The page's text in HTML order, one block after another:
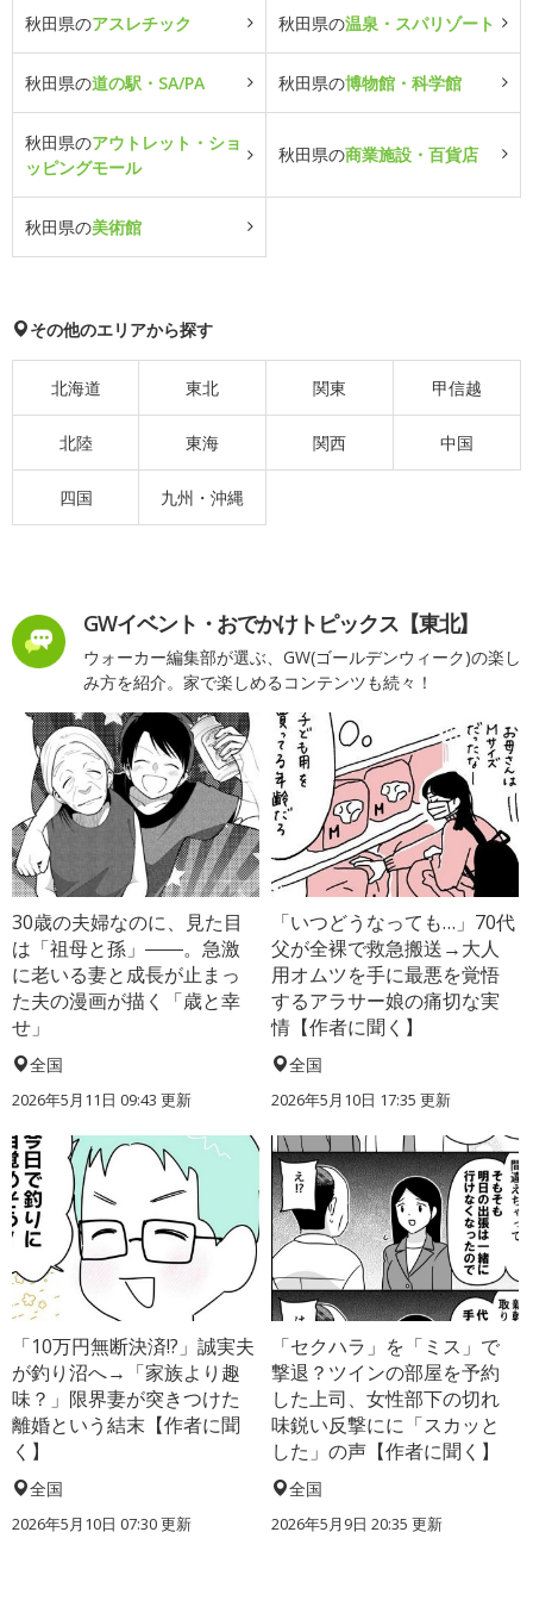
秋田県のアスレチック 秋田県の温泉・スパリゾート
秋田県の道の駅・SA/PA 秋田県の博物館・科学館
秋田県のアウトレット・ショ
ッピングモール
秋田県の商業施設・百貨店
秋田県の美術館
その他のエリアから探す
北海道 東北 関東 甲信越
北陸 東海 関西 中国
四国 九州・沖縄
GWイベント・おでかけトピックス【東北】
ウォーカー編集部が選ぶ、GW(ゴールデンウィーク)の楽し
み方を紹介。家で楽しめるコンテンツも続々！
30歳の夫婦なのに、見た目
は「祖母と孫」――。急激
に老いる妻と成長が止まっ
た夫の漫画が描く「歳と幸
せ」
全国
2026年5月11日 09:43 更新
「いつどうなっても…」70代
父が全裸で救急搬送→大人
用オムツを手に最悪を覚悟
するアラサー娘の痛切な実
情【作者に聞く】
全国
2026年5月10日 17:35 更新
「10万円無断決済!?」誠実夫
が釣り沼へ→「家族より趣
味？」限界妻が突きつけた
離婚という結末【作者に聞
く】
全国
2026年5月10日 07:30 更新
「セクハラ」を「ミス」で
撃退？ツインの部屋を予約
した上司、女性部下の切れ
味鋭い反撃にに「スカッと
した」の声【作者に聞く】
全国
2026年5月9日 20:35 更新